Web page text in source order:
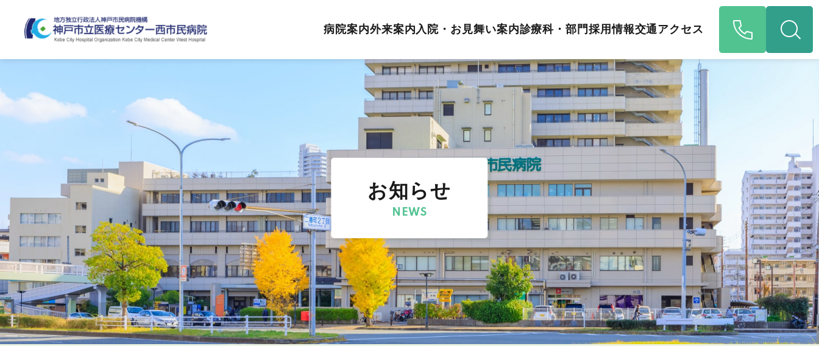
病院案内外来案内入院・お見舞い案内診療科・部門 採用情報交通アクセス
お知らせ
NEWS